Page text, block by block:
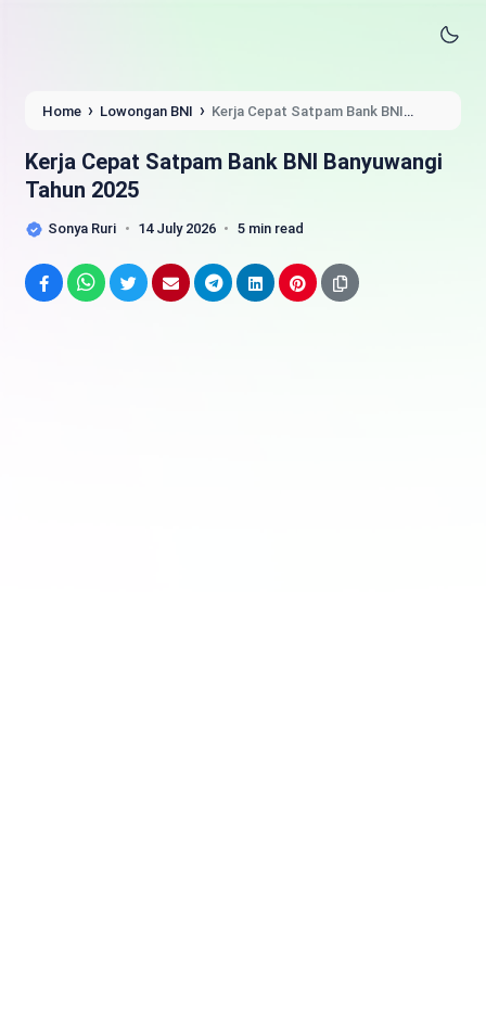
Home › Lowongan BNI › Kerja Cepat Satpam Bank BNI
Kerja Cepat Satpam Bank BNI Banyuwangi
Tahun 2025
Sonya Ruri 14 July 2026 5 min read